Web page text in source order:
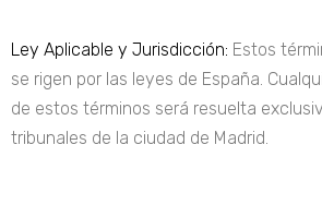
Ley Aplicable y Jurisdicción: Estos
se rigen por las leyes de España.
de estos términos será resuelta
tribunales de la ciudad de Madrid.